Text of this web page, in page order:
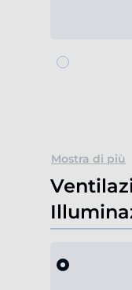
Mostra di più